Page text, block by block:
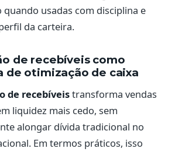
quando usadas com disciplina e
da carteira.
de recebíveis como
de otimização de caixa
de recebíveistransforma vendas
liquidez mais cedo, sem
alongar dívida tradicional no
Em termos práticos, isso